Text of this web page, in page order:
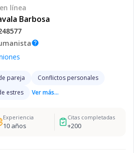
en línea
Barbosa
help
pareja
Conflictos personales
estres Ver más...
Experiencia
10años
Citas completadas
+200